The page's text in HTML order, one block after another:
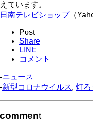
えています。
日南テレビショップ（
Post
Share
LINE
コメント
-ニュース
-新型コロナウイルス, 灯ろ
comment